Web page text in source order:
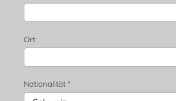
Ort
Nationalität *